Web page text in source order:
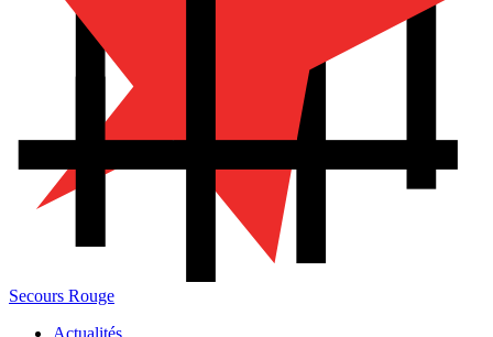
Secours Rouge
Actualités